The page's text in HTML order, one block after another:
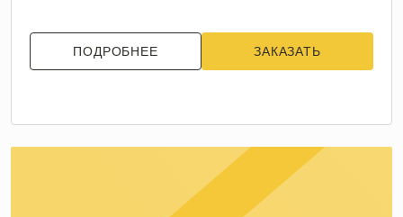
ПОДРОБНЕЕ ЗАКАЗАТЬ